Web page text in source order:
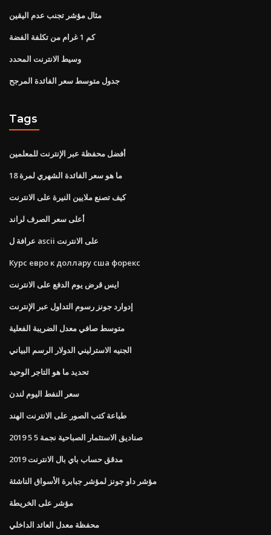
مثال مؤشر تجنب عدم اليقين
كم 1 غرام من تكلفة الفضة
وسيط الانترنت المحدد
جدول متوسط ​​سعر الفائدة المرجح
Tags
أفضل محفظة عبر الإنترنت للمعلمين
ما هو سعر الفائدة الشهري لمرة 18
كيف تصنع ملايين النيرة على الانترنت
أعلى سعر الصرف لراند
عرافة ل ascii على الانترنت
Курс евро к доллару сша форекс
ايس قرض يوم الدفع على الانترنت
إدوارد جونز رسوم التداول عبر الإنترنت
متوسط ​​صافي معدل الضريبة الفعلية
الجنيه الاسترليني الدولار الرسم البياني
تحديد ما هو التاجر الوحيد
سعر النفط اليوم لندن
طباعة كتب الصور على الانترنت الهند
صناديق الاستثمار الصباحية نجمة 5 5 2019
مدقق حساب باي بال الانترنت 2019
مؤشر داو جونز لمؤشر جبابرة الأسواق الناشئة
مؤشر على الخريطة
محفظة معدل العائد الداخلي